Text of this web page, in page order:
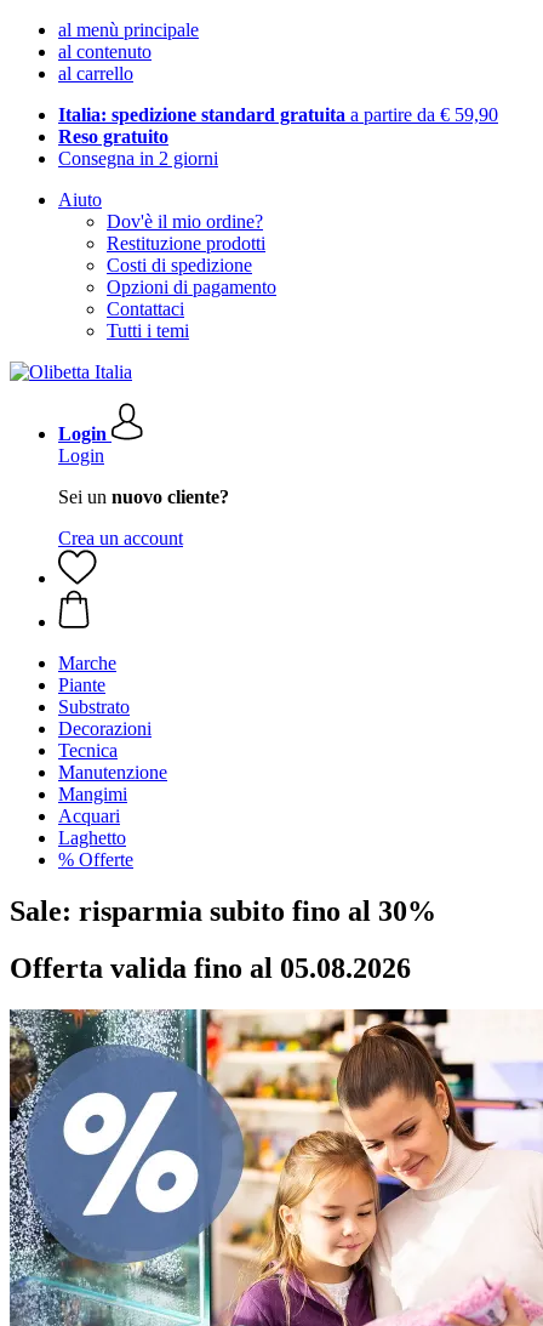
al menù principale
al contenuto
al carrello
Italia: spedizione standard gratuita a partire da € 59,90
Reso gratuito
Consegna in 2 giorni
Aiuto
Dov'è il mio ordine?
Restituzione prodotti
Costi di spedizione
Opzioni di pagamento
Contattaci
Tutti i temi
Login
Login
Sei un nuovo cliente?
Crea un account
Marche
Piante
Substrato
Decorazioni
Tecnica
Manutenzione
Mangimi
Acquari
Laghetto
% Offerte
Sale: risparmia subito fino al 30%
Offerta valida fino al 05.08.2026